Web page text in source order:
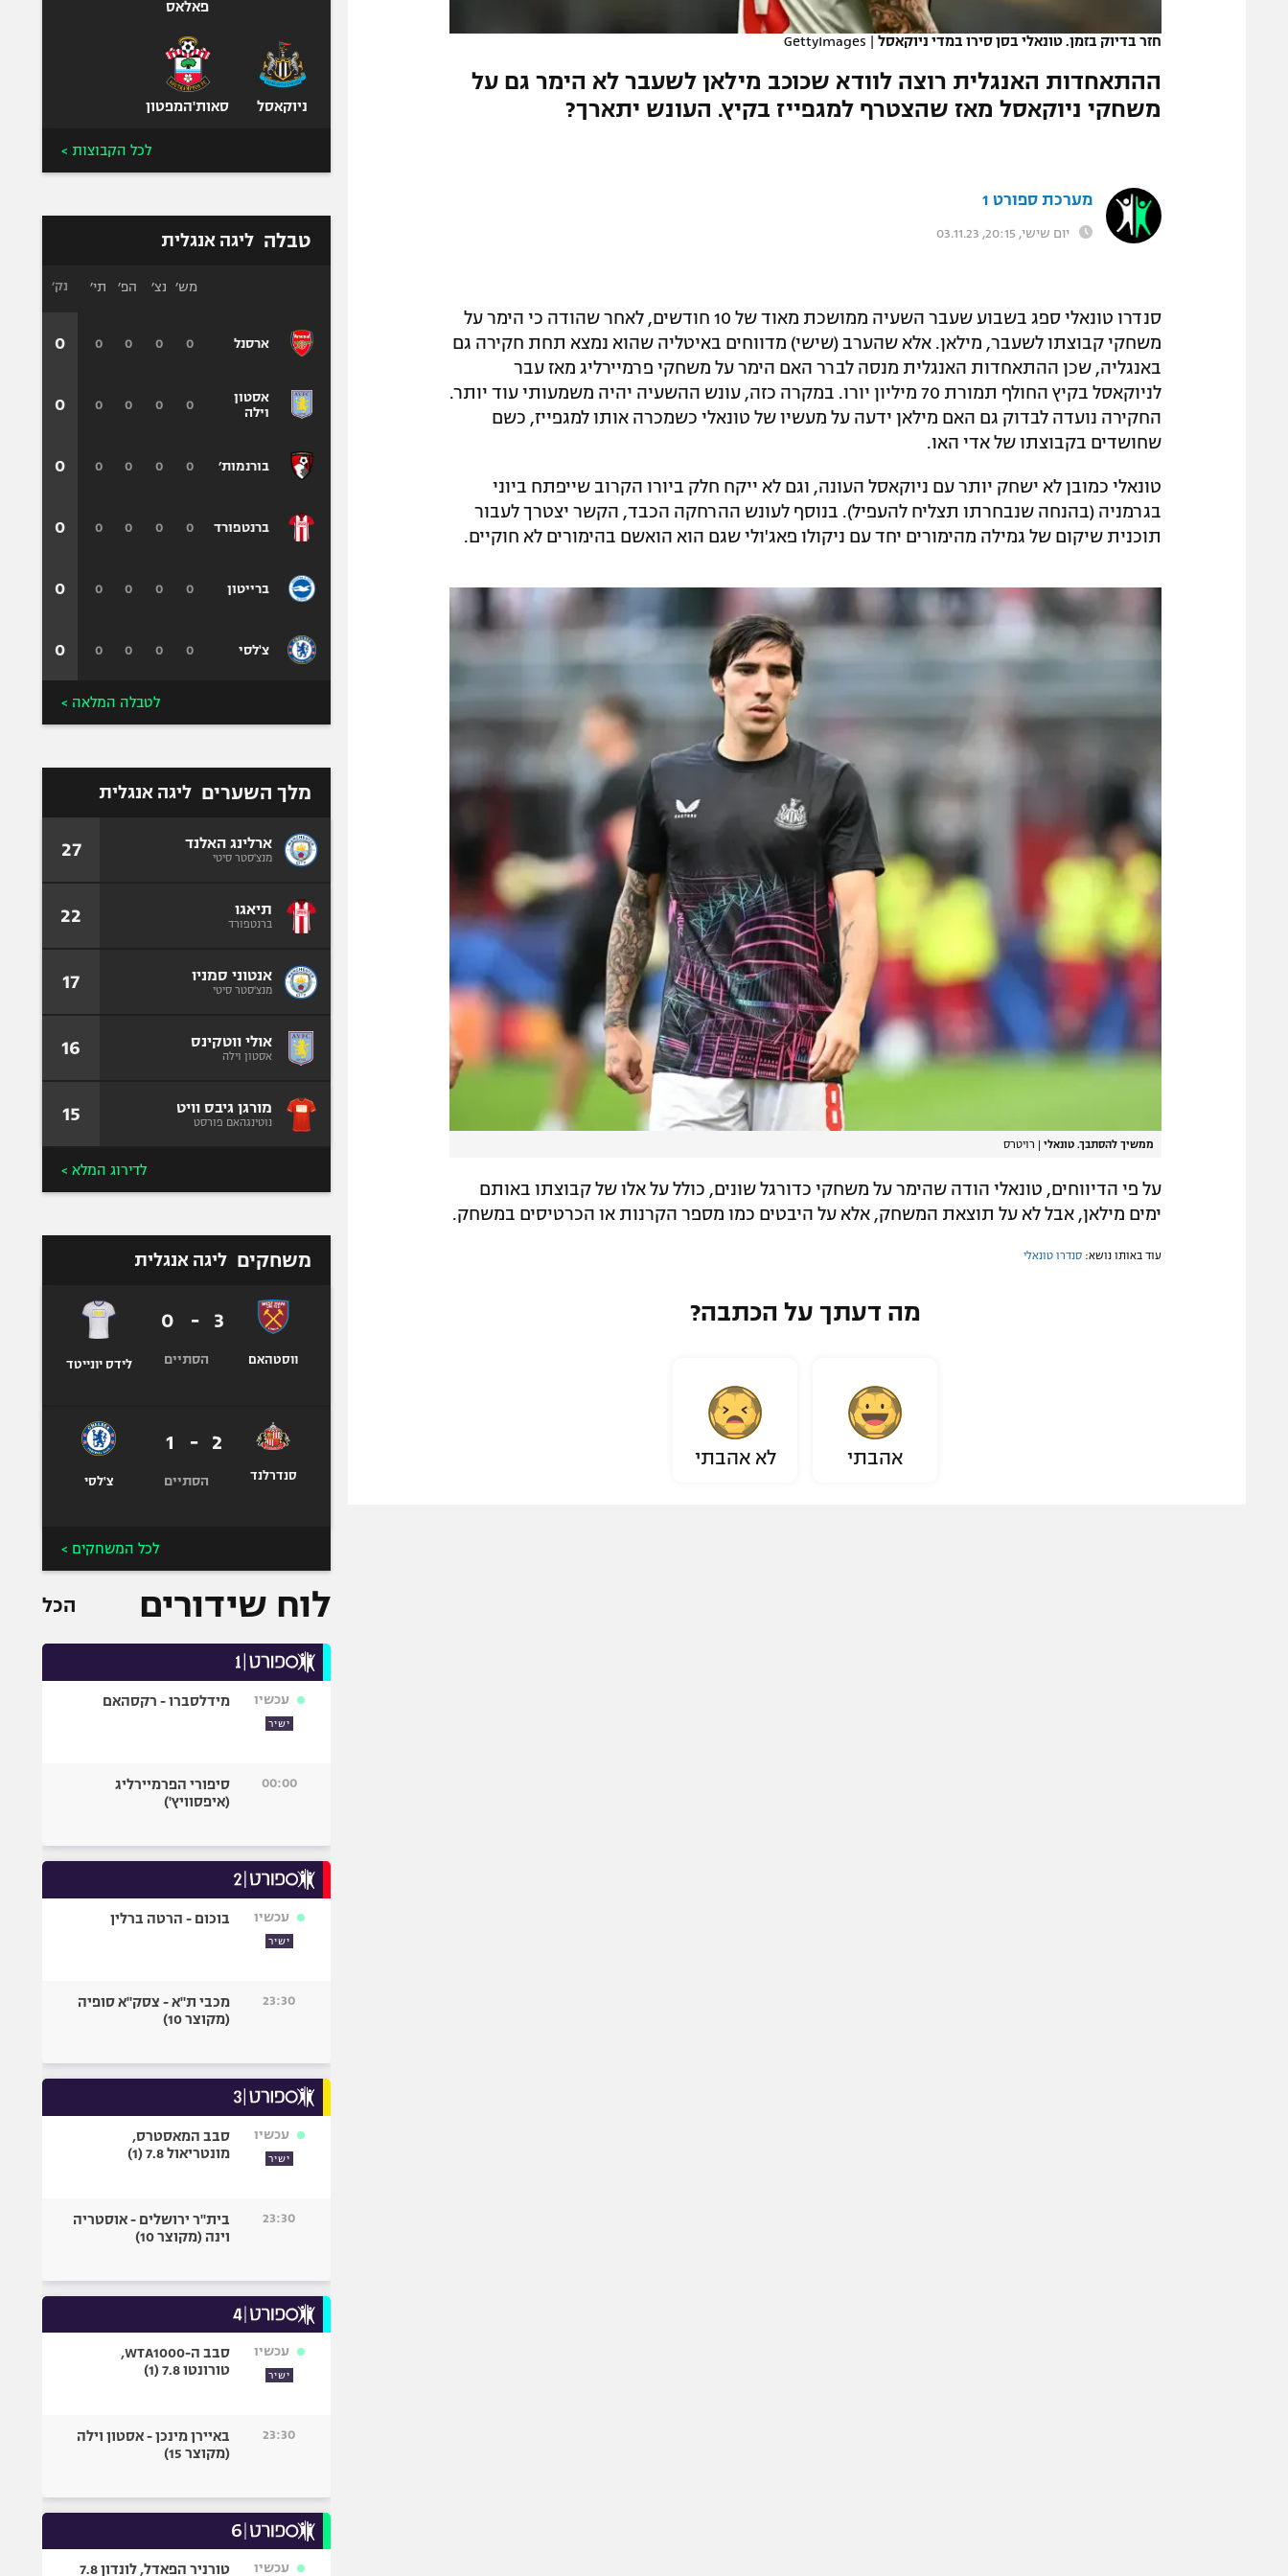
חזר בדיוק בזמן. טונאלי בסן סירו במדי ניוקאסל |
GettyImages
ההתאחדות האנגלית רוצה לוודא שכוכב מילאן לשעבר לא הימר גם על
משחקי ניוקאסל מאז שהצטרף למגפייז בקיץ. העונש יתארך?
מערכת ספורט 1
יום שישי, 20:15, 03.11.23
סנדרו טונאלי ספג בשבוע שעבר השעיה ממושכת מאוד של 10 חודשים, לאחר שהודה כי הימר על
משחקי קבוצתו לשעבר, מילאן. אלא שהערב (שישי) מדווחים באיטליה שהוא נמצא תחת חקירה גם
באנגליה, שכן ההתאחדות האנגלית מנסה לברר האם הימר על משחקי פרמיירליג מאז עבר
לניוקאסל בקיץ החולף תמורת 70 מיליון יורו. במקרה כזה, עונש ההשעיה יהיה משמעותי עוד יותר.
החקירה נועדה לבדוק גם האם מילאן ידעה על מעשיו של טונאלי כשמכרה אותו למגפייז, כשם
שחושדים בקבוצתו של אדי האו.
טונאלי כמובן לא ישחק יותר עם ניוקאסל העונה, וגם לא ייקח חלק ביורו הקרוב שייפתח ביוני
בגרמניה (בהנחה שנבחרתו תצליח להעפיל). בנוסף לעונש ההרחקה הכבד, הקשר יצטרך לעבור
תוכנית שיקום של גמילה מהימורים יחד עם ניקולו פאג'ולי שגם הוא הואשם בהימורים לא חוקיים.
ממשיך להסתבך. טונאלי | רויטרס
על פי הדיווחים, טונאלי הודה שהימר על משחקי כדורגל שונים, כולל על אלו של קבוצתו באותם
ימים מילאן, אבל לא על תוצאת המשחק, אלא על היבטים כמו מספר הקרנות או הכרטיסים במשחק.
עוד באותו נושא: סנדרו טונאלי
מה דעתך על הכתבה?
אהבתי לא אהבתי
פאלאס
ניוקאסל סאות'המפטון
לכל הקבוצות >
טבלה ליגה אנגלית
ארסנל
אסטון
וילה
בורנמות׳
ברנטפורד
ברייטון
צ'לסי
מש׳ נצ׳ הפ׳ תי׳
0
0
0
0
0
0
0
0
0
0
0
0
0
0
0
0
0
0
0
0
0
0
0
0
נק׳
0
0
0
0
0
0
לטבלה המלאה >
מלך השערים ליגה אנגלית
ארלינג האלנד
מנצ'סטר סיטי 27
תיאגו
ברנטפורד 22
אנטוני סמניו
מנצ'סטר סיטי 17
אולי ווטקינס
אסטון וילה 16
מורגן גיבס וויט
נוטינגהאם פורסט 15
לדירוג המלא >
משחקים ליגה אנגלית
ווסטהאם
3
-
0
הסתיים לידס יונייטד
סנדרלנד
2
-
1
הסתיים צ'לסי
לכל המשחקים >
לוח שידורים הכל
עכשיו
ישיר
מידלסברו - רקסהאם
00:00
סיפורי הפרמיירליג
(איפסוויץ')
עכשיו
ישיר
בוכום - הרטה ברלין
23:30
מכבי ת"א - צסק"א סופיה
(מקוצר 10)
עכשיו
ישיר
סבב המאסטרס,
מונטריאול 7.8 (1)
23:30
בית"ר ירושלים - אוסטריה
וינה (מקוצר 10)
עכשיו
ישיר
סבב ה-WTA1000,
טורונטו 7.8 (1)
23:30
באיירן מינכן - אסטון וילה
(מקוצר 15)
עכשיו טורניר הפאדל, לונדון 7.8